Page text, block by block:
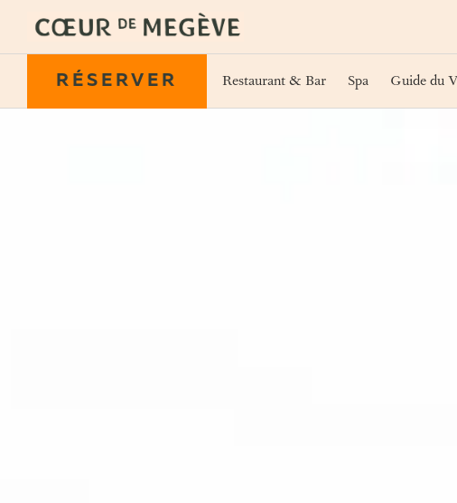
Chambres & Suites Offres Restaurant & Bar Spa Guide du
RÉSERVER